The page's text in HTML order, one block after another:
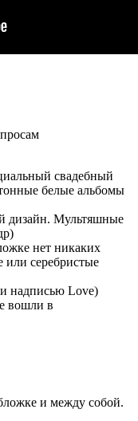
свадебный
белые альбомы
дизайн. Мультяшные
нет никаких
или серебристые
надписью Love)
вошли в
и между собой.